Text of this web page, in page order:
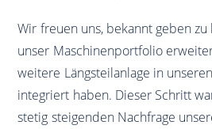
Wir freuen uns, bekannt geben zu
unser Maschinenportfolio
weitere Längsteilanlage in
integriert haben. Dieser Schritt
stetig steigenden Nachfrage